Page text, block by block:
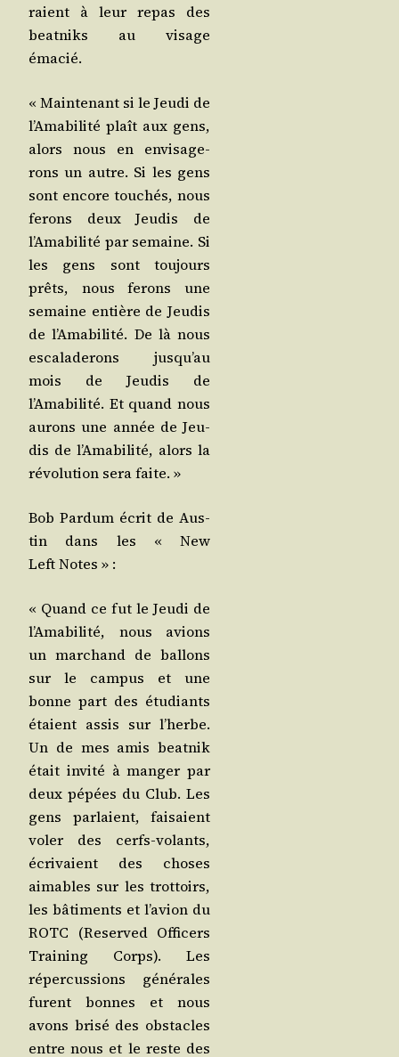
raient à leur repas des
beat­niks au visage
émacié.
« Main­te­nant si le Jeu­di de
l’Amabilité plaît aux gens,
alors nous en envi­sa­ge­
rons un autre. Si les gens
sont encore tou­chés, nous
ferons deux Jeu­dis de
l’Amabilité par semaine. Si
les gens sont tou­jours
prêts, nous ferons une
semaine entière de Jeu­dis
de l’Amabilité. De là nous
esca­la­de­rons jusqu’au
mois de Jeu­dis de
l’Amabilité. Et quand nous
aurons une année de Jeu­
dis de l’Amabilité, alors la
révo­lu­tion sera faite. »
Bob Par­dum écrit de Aus­
tin dans les « New
Left Notes » :
« Quand ce fut le Jeu­di de
l’Amabilité, nous avions
un mar­chand de bal­lons
sur le cam­pus et une
bonne part des étu­diants
étaient assis sur l’herbe.
Un de mes amis beat­nik
était invi­té à man­ger par
deux pépées du Club. Les
gens par­laient, fai­saient
voler des cerfs-volants,
écri­vaient des choses
aimables sur les trot­toirs,
les bâti­ments et l’avion du
ROTC (Reser­ved Offi­cers
Trai­ning Corps). Les
réper­cus­sions géné­rales
furent bonnes et nous
avons bri­sé des obs­tacles
entre nous et le reste des